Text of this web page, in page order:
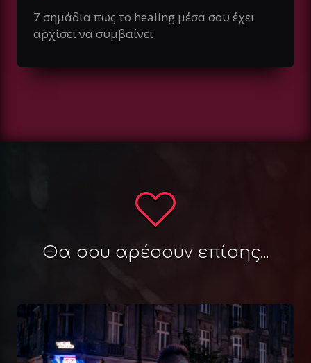
7 σημάδια πως το healing μέσα σου έχει
αρχίσει να συμβαίνει
Θα σου αρέσουν επίσης...